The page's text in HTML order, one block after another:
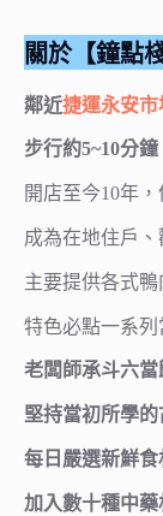
關於【鐘點
鄰近捷運永安市
步行約5~10分
開店至今10年
成為在地住戶
主要提供各式
特色必點一系
老闆師承斗六
堅持當初所學
每日嚴選新鮮
加入數十種中